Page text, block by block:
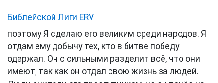
Библейской Лиги ERV
поэтому Я сделаю его великим среди народов. Я
отдам ему добычу тех, кто в битве победу
одержал. Он с сильными разделит всё, что они
имеют, так как он отдал свою жизнь за людей.